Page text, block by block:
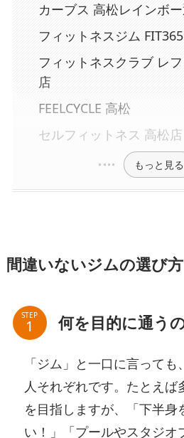
カーブス 高松レインボー
フィットネスジム
フィットネスクラブ レ
店
FEELCYCLE 高松
セルフィットネス 高松店
もっと見る
間違いないジムの選び方
STEP 何を目的に通う
「ジム」と一口に言って
人それぞれです。たとえば
を目指しますが、「下半身
い！」「プールやスタジオ